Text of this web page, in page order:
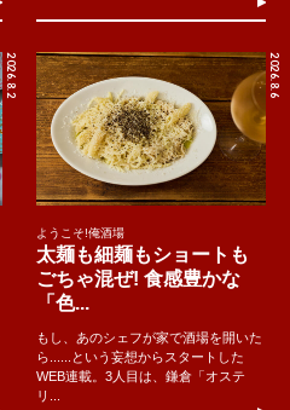
2026.8.2 2026.8.6
ようこそ!俺酒場
太麺も細麺もショートも
ごちゃ混ぜ! 食感豊かな
「色...
もし、あのシェフが家で酒場を開いた
ら......という妄想からスタートした
WEB連載。3人目は、鎌倉「オステ
リ...